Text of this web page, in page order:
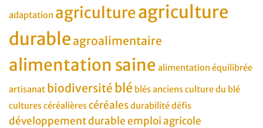
adaptation agricultureagriculture
durable agroalimentaire
alimentation saine alimentation équilibrée
artisanat biodiversité blé blés anciensculture du blé
cultures céréalièrescéréalesdurabilitédéfis
développement durableemploi agricole